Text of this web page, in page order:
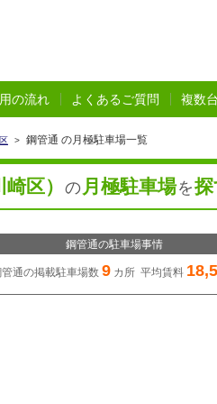
の流れ よくあるご質問 複数
> 鋼管通 の月極駐車場一覧
区） の 月極駐車場を
鋼管通の駐車場事情
通の掲載駐車場数 9カ所 平均賃料